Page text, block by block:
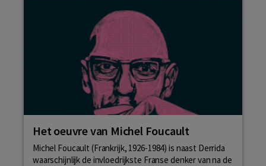
Het oeuvre van Michel Foucault
Michel Foucault (Frankrijk, 1926-1984) is naast Derrida
waarschijnlijk de invloedrijkste Franse denker van na de